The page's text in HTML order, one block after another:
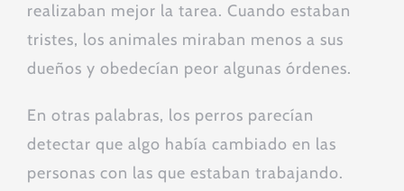
realizaban mejor la tarea. Cuando estaban
tristes, los animales miraban menos a sus
dueños y obedecían peor algunas órdenes.
En otras palabras, los perros parecían
detectar que algo había cambiado en las
personas con las que estaban trabajando.